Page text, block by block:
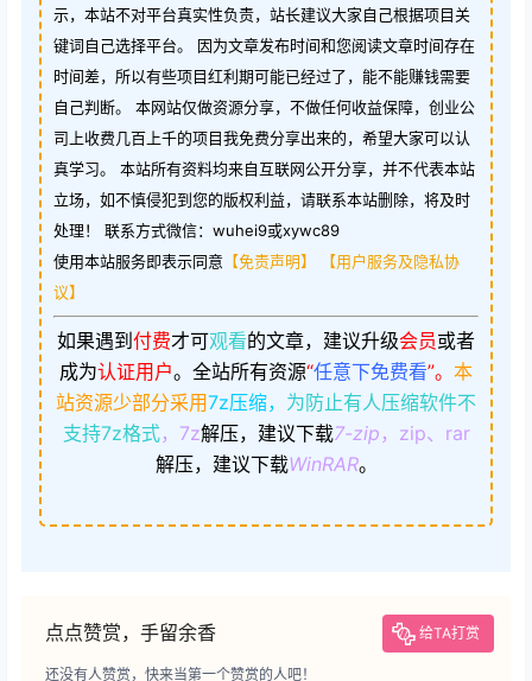
示，本站不对平台真实性负责，站长建议大家自己根据项目关
键词自己选择平台。 因为文章发布时间和您阅读文章时间存在
时间差，所以有些项目红利期可能已经过了，能不能赚钱需要
自己判断。 本网站仅做资源分享，不做任何收益保障，创业公
司上收费几百上千的项目我免费分享出来的，希望大家可以认
真学习。 本站所有资料均来自互联网公开分享，并不代表本站
立场，如不慎侵犯到您的版权利益，请联系本站删除，将及时
处理！ 联系方式微信：wuhei9或xywc89
使用本站服务即表示同意 【免责声明】
【用户服务及隐私协
议】
如果遇到 付费才可观看的文章，建议升级会员或者
成为认证用户。 全站所有资源“任意下免费看”。 本
站资源少部分采用7z压缩， 为防止有人压缩软件不
支持7z格式，7z解压，建议下载7-zip ，zip、rar
解压，建议下载WinRAR。
点点赞赏，手留余香 给TA打赏
还没有人赞赏，快来当第一个赞赏的人吧！